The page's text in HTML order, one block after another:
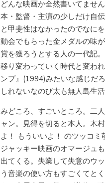
どんな映画か全然書いてませ
本・監督・主演の少しだけ自
と甲斐性はなかったのでなに
動会でもらった金メダルの味
賞を獲ろうとする人の一代記。
移り変わっていく時代と変わ
ンプ』(1994)みたいな感じだ
しれないなのび太も無人島生
みどころ、すごいところ。二
ャン。見得を切ると本人。木
よ！ もういいよ！ のツッコミ
ジャッキー映画のオマージュ
出てくる。失業して失意のウ
う音楽の使い方もすごくてと